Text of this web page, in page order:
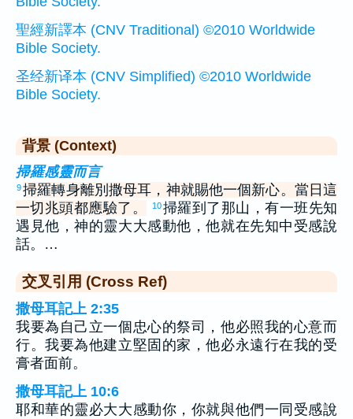
聖經新譯本 (CNV Traditional) ©2010 Worldwide
Bible Society.
圣经新译本 (CNV Simplified) ©2010 Worldwide
Bible Society.
背景 (Context)
掃羅感靈而言
9掃羅轉身離別撒母耳，神就賜他一個新心。當日這
一切兆頭都應驗了。
10 掃羅到了那山，有一班先知
遇見他，神的靈大大感動他，他就在先知中受感說
話。…
交叉引用 (Cross Ref)
撒母耳記上 2:35
我要為自己立一個忠心的祭司，他必照我的心意而
行。我要為他建立堅固的家，他必永遠行在我的受
膏者面前。
撒母耳記上 10:6
耶和華的靈必大大感動你，你就與他們一同受感說